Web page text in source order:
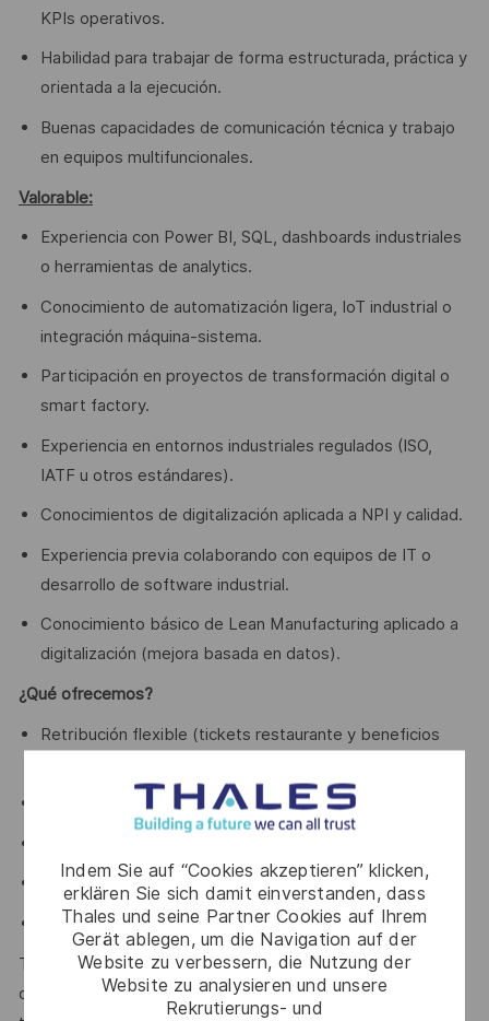
Indem Sie auf “Cookies akzeptieren” klicken,
erklären Sie sich damit einverstanden, dass
Thales und seine Partner Cookies auf Ihrem
Gerät ablegen, um die Navigation auf der
Website zu verbessern, die Nutzung der
Website zu analysieren und unsere
Rekrutierungs- und
KPIs operativos.
Habilidad para trabajar de forma estructurada, práctica y
orientada a la ejecución.
Buenas capacidades de comunicación técnica y trabajo
en equipos multifuncionales.
Valorable:
Experiencia con Power BI, SQL, dashboards industriales
o herramientas de analytics.
Conocimiento de automatización ligera, IoT industrial o
integración máquina‑sistema.
Participación en proyectos de transformación digital o
smart factory.
Experiencia en entornos industriales regulados (ISO,
IATF u otros estándares).
Conocimientos de digitalización aplicada a NPI y calidad.
Experiencia previa colaborando con equipos de IT o
desarrollo de software industrial.
Conocimiento básico de Lean Manufacturing aplicado a
digitalización (mejora basada en datos).
¿Qué ofrecemos?
Retribución flexible (tickets restaurante y beneficios
Seguro de vida
Diferentes servicios para la conciliación
Club de ahorro
Thales es una empresa que promueve la igualdad de
oportunidades. Todos los candidatos cualificados serán